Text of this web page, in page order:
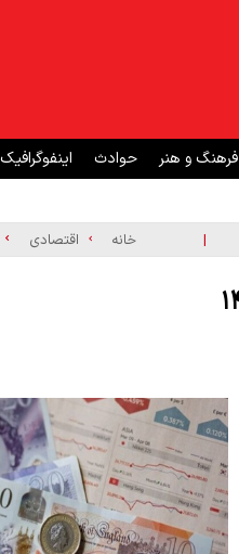
فرهنگ و هنر حوادث اینفوگرافیک
| خانه اقتصادی